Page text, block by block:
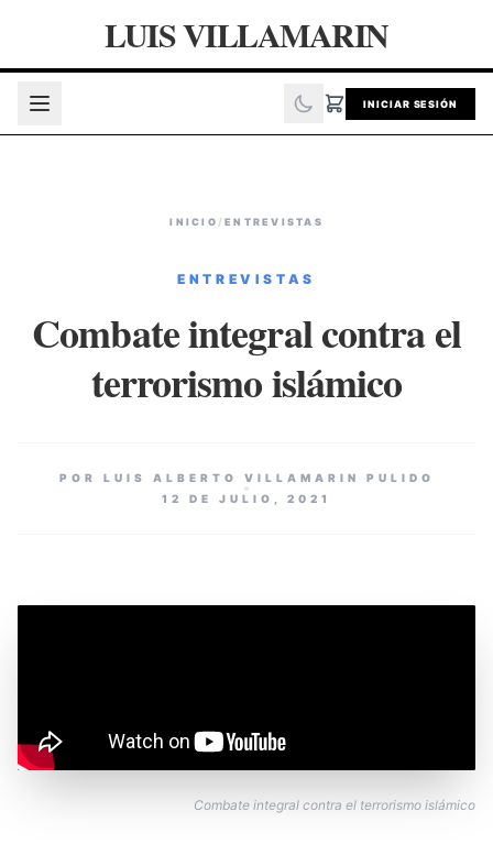
LUIS VILLAMARIN
INICIAR SESIÓN
INICIO / ENTREVISTAS
ENTREVISTAS
Combate integral contra el
terrorismo islámico
POR LUIS ALBERTO VILLAMARIN PULIDO
12 DE JULIO, 2021
Combate integral contra el terrorismo islámico